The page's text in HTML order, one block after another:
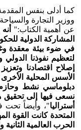
كما أدلى بنفس
ووزير التجارة
عن أهمية الكتاب:"
المشاركة الدولية
في ضوء بيئة معقدة
لتعظيم نفوذنا
إصلاح اقتصادنا
الأسس المحلية
دبلوماسي نشط وحازم
نسعى فيها إلى
أستراليا"، وأيضاً تحت
المتحدة كانت القوة
الحرب العالمية